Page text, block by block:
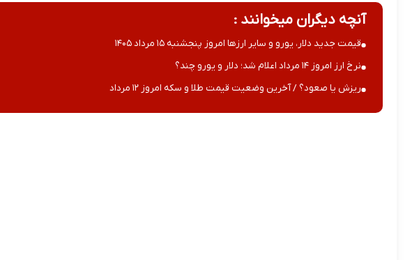
آنچه دیگران میخوانند :
قیمت جدید دلار، یورو و سایر ارزها امروز پنجشنبه ۱۵ مرداد ۱۴۰۵
نرخ ارز امروز ۱۴ مرداد اعلام شد؛ دلار و یورو چند؟
ریزش یا صعود؟ / آخرین وضعیت قیمت طلا و سکه امروز ۱۲ مرداد